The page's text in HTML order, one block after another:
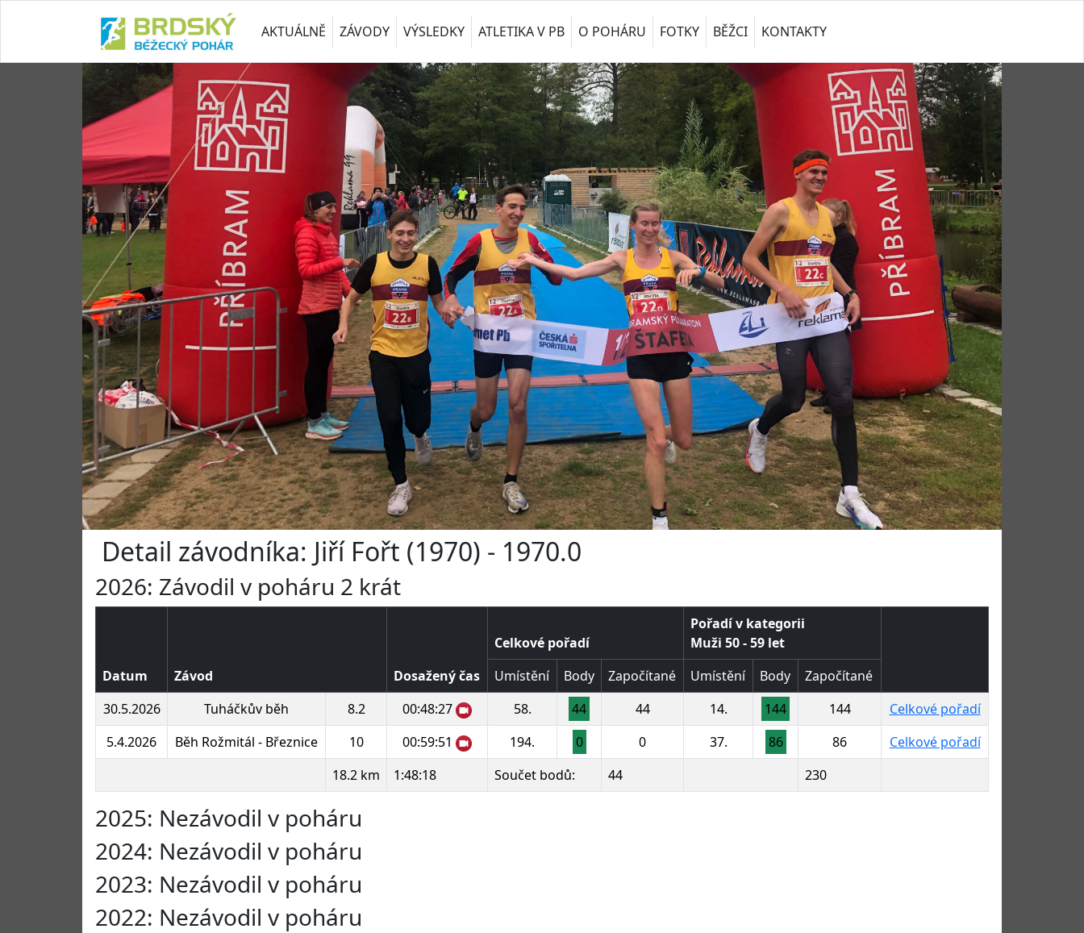
AKTUÁLNĚ ZÁVODY VÝSLEDKY ATLETIKA V PB O POHÁRU FOTKY BĚŽCI KONTAKTY
Detail závodníka: Jiří Fořt (1970) - 1970.0
2026: Závodil v poháru 2 krát
Datum Závod Dosažený čas
Celkové pořadí
Pořadí v kategorii
Muži 50 - 59 let
Umístění
Body Započítané Umístění Body
Započítané
30.5.2026
Tuháčkův běh 8.2 00:48:27 58. 44 44 14. 144 144
Celkové pořadí
5.4.2026
Běh Rožmitál - Březnice 10 00:59:51 194. 0 0 37. 86 86
Celkové pořadí
18.2 km
1:48:18 Součet bodů: 44 230
2025: Nezávodil v poháru
2024: Nezávodil v poháru
2023: Nezávodil v poháru
2022: Nezávodil v poháru